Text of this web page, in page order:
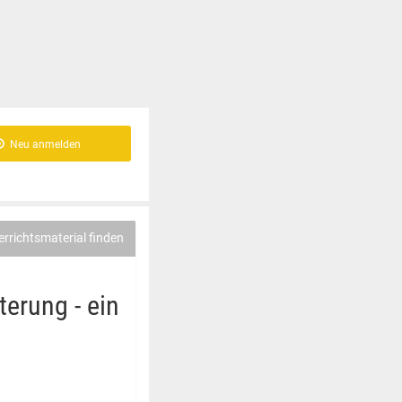
Neu anmelden
finden
- ein